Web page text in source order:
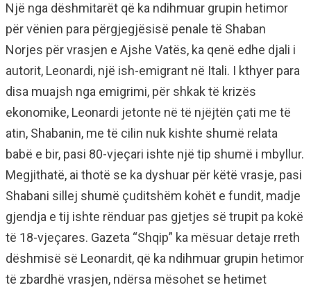
Një nga dëshmitarët që ka ndihmuar grupin hetimor
për vënien para përgjegjësisë penale të Shaban
Norjes për vrasjen e Ajshe Vatës, ka qenë edhe djali i
autorit, Leonardi, një ish-emigrant në Itali. I kthyer para
disa muajsh nga emigrimi, për shkak të krizës
ekonomike, Leonardi jetonte në të njëjtën çati me të
atin, Shabanin, me të cilin nuk kishte shumë relata
babë e bir, pasi 80-vjeçari ishte një tip shumë i mbyllur.
Megjithatë, ai thotë se ka dyshuar për këtë vrasje, pasi
Shabani sillej shumë çuditshëm kohët e fundit, madje
gjendja e tij ishte rënduar pas gjetjes së trupit pa kokë
të 18-vjeçares. Gazeta “Shqip” ka mësuar detaje rreth
dëshmisë së Leonardit, që ka ndihmuar grupin hetimor
të zbardhë vrasjen, ndërsa mësohet se hetimet